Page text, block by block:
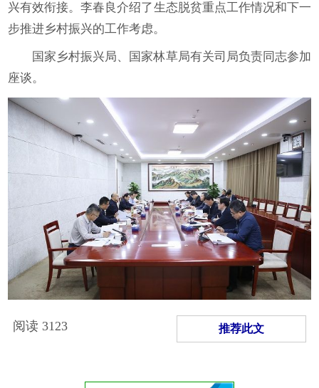
兴有效衔接。李春良介绍了生态脱贫重点工作情况和下一
步推进乡村振兴的工作考虑。
国家乡村振兴局、国家林草局有关司局负责同志参加
座谈。
阅读 3123 推荐此文